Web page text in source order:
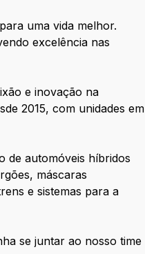
uma vida melhor.
excelência nas
e inovação na
2015, com unidades em
de automóveis híbridos
máscaras
e sistemas para a
se juntar ao nosso time